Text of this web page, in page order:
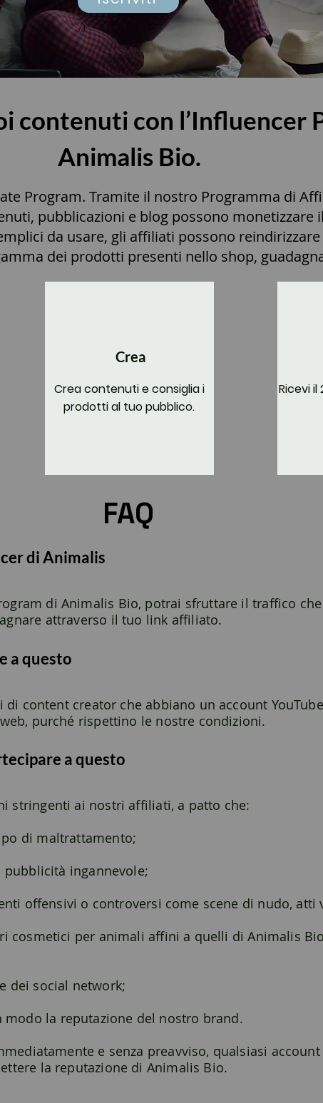
contenuti con l’Influencer
Animalis Bio.
Program. Tramite il nostro Programma di
pubblicazioni e blog possono
da usare, gli affiliati possono
dei prodotti presenti nello shop,
Crea
Crea contenuti e consiglia i
prodotti al tuo pubblico.
Ricevi il
FAQ
di Animalis
di Animalis Bio, potrai sfruttare il traffico
attraverso il tuo link affiliato.
a questo
content creator che abbiano un account
purché rispettino le nostre condizioni.
a questo
stringenti ai nostri affiliati, a patto che:
di maltrattamento;
ingannevole;
offensivi o controversi come scene di nudo, atti
cosmetici per animali affini a quelli di Animalis
dei social network;
la reputazione del nostro brand.
e senza preavviso, qualsiasi
la reputazione di Animalis Bio.